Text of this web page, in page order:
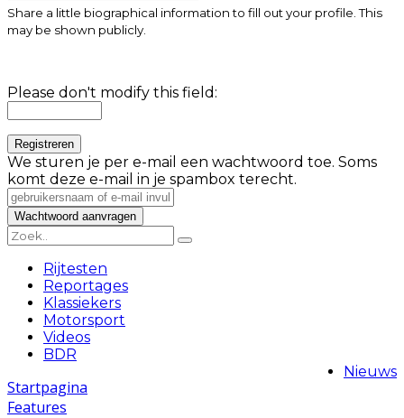
Share a little biographical information to fill out your profile. This
may be shown publicly.
Please don't modify this field:
We sturen je per e-mail een wachtwoord toe. Soms
komt deze e-mail in je spambox terecht.
Rijtesten
Reportages
Klassiekers
Motorsport
Videos
BDR
Nieuws
Startpagina
Features